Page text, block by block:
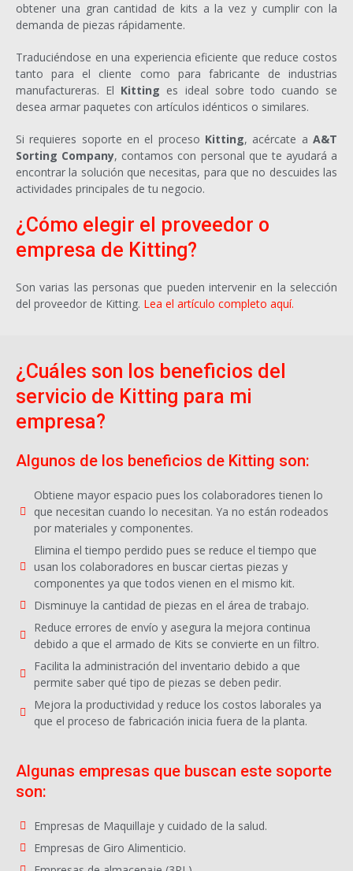
obtener una gran cantidad de kits a la vez y cumplir con la
demanda de piezas rápidamente.
Traduciéndose en una experiencia eficiente que reduce costos
tanto para el cliente como para fabricante de industrias
manufactureras. El Kitting es ideal sobre todo cuando se
desea armar paquetes con artículos idénticos o similares.
Si requieres soporte en el proceso Kitting, acércate a A&T
Sorting Company, contamos con personal que te ayudará a
encontrar la solución que necesitas, para que no descuides las
actividades principales de tu negocio.
¿Cómo elegir el proveedor o
empresa de Kitting?
Son varias las personas que pueden intervenir en la selección
del proveedor de Kitting. Lea el artículo completo aquí.
¿Cuáles son los beneficios del
servicio de Kitting para mi
empresa?
Algunos de los beneficios de Kitting son:
Obtiene mayor espacio pues los colaboradores tienen lo
que necesitan cuando lo necesitan. Ya no están rodeados
por materiales y componentes.
Elimina el tiempo perdido pues se reduce el tiempo que
usan los colaboradores en buscar ciertas piezas y
componentes ya que todos vienen en el mismo kit.
Disminuye la cantidad de piezas en el área de trabajo.
Reduce errores de envío y asegura la mejora continua
debido a que el armado de Kits se convierte en un filtro.
Facilita la administración del inventario debido a que
permite saber qué tipo de piezas se deben pedir.
Mejora la productividad y reduce los costos laborales ya
que el proceso de fabricación inicia fuera de la planta.
Algunas empresas que buscan este soporte
son:
Empresas de Maquillaje y cuidado de la salud.
Empresas de Giro Alimenticio.